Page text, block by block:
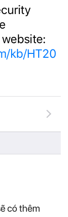
có thêm